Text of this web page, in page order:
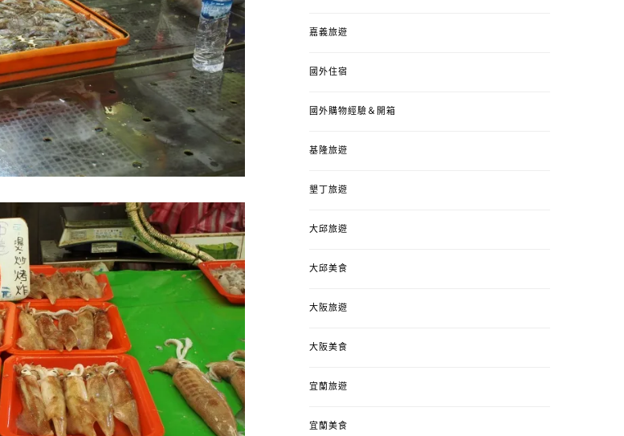
嘉義旅遊
國外住宿
國外購物經驗＆開箱
基隆旅遊
墾丁旅遊
大邱旅遊
大邱美食
大阪旅遊
大阪美食
宜蘭旅遊
宜蘭美食